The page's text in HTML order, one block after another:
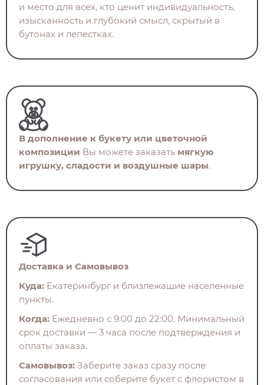
и место для всех, кто ценит индивидуальность,
изысканность и глубокий смысл, скрытый в
бутонах и лепестках.
В дополнение к букету или цветочной
композиции Вы можете заказать мягкую
игрушку, сладости и воздушные шары.
Доставка и Самовывоз
Куда: Екатеринбург и близлежащие населенные
пункты.
Когда: Ежедневно с 9:00 до 22:00. Минимальный
срок доставки — 3 часа после подтверждения и
оплаты заказа.
Самовывоз: Заберите заказ сразу после
согласования или соберите букет с флористом в